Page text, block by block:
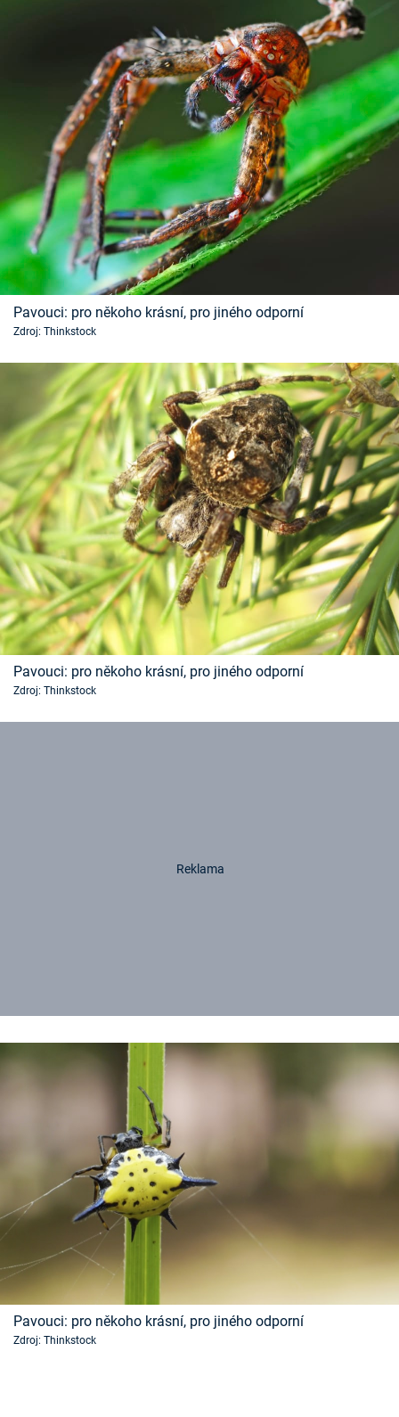
Pavouci: pro někoho krásní, pro jiného odporní
Zdroj: Thinkstock
Pavouci: pro někoho krásní, pro jiného odporní
Zdroj: Thinkstock
Pavouci: pro někoho krásní, pro jiného odporní
Zdroj: Thinkstock